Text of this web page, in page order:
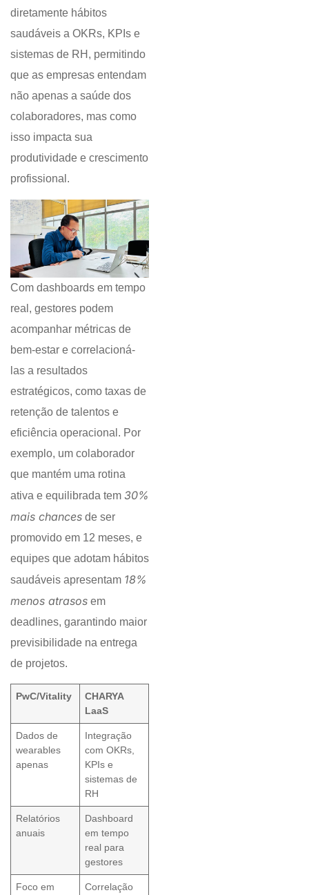
diretamente hábitos
saudáveis a OKRs, KPIs e
sistemas de RH, permitindo
que as empresas entendam
não apenas a saúde dos
colaboradores, mas como
isso impacta sua
produtividade e crescimento
profissional.
Com dashboards em tempo
real, gestores podem
acompanhar métricas de
bem-estar e correlacioná-
las a resultados
estratégicos, como taxas de
retenção de talentos e
eficiência operacional. Por
exemplo, um colaborador
que mantém uma rotina
ativa e equilibrada tem 30%
mais chances de ser
promovido em 12 meses, e
equipes que adotam hábitos
saudáveis apresentam 18%
menos atrasos em
deadlines, garantindo maior
previsibilidade na entrega
de projetos.
PwC/Vitality
CHARYA
LaaS
Dados de
wearables
apenas
Integração
com OKRs,
KPIs e
sistemas de
RH
Relatórios
anuais
Dashboard
em tempo
real para
gestores
Foco em Correlação